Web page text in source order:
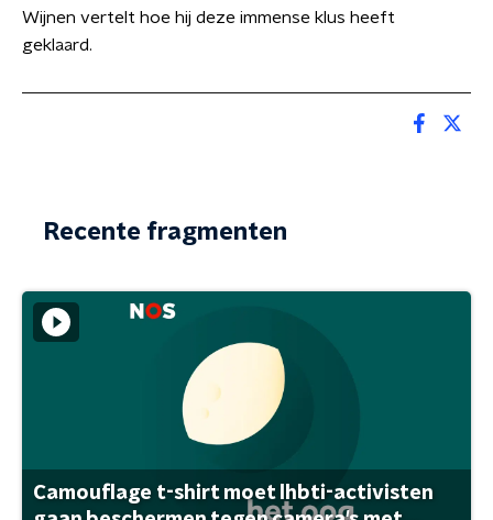
Wijnen vertelt hoe hij deze immense klus heeft
geklaard.
Recente fragmenten
Camouflage t-shirt moet lhbti-activisten